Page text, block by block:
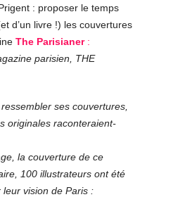
: proposer le temps
d’un livre !) les couvertures
The Parisianer:
parisien, THE
ses couvertures,
originales raconteraient-
la couverture de ce
100 illustrateurs ont été
vision de Paris :